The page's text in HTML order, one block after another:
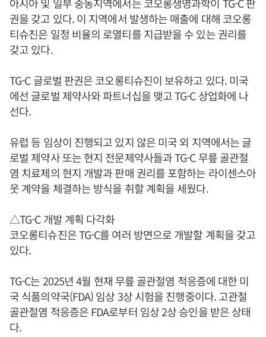
권을 갖고 있다. 이 지역에서 발생하는 매출에 대해 코오롱
티슈진은 일정 비율의 로열티를 지급받을 수 있는 권리를
갖고 있다.
TG-C 글로벌 판권은 코오롱티슈진이 보유하고 있다. 미국
에선 글로벌 제약사와 파트너십을 맺고 TG-C 상업화에 나
선다.
유럽 등 임상이 진행되고 있지 않은 미국 외 지역에서는 글
로벌 제약사 또는 현지 전문제약사들과 TG-C 무릎 골관절
염 치료제의 현지 개발과 판매 권리를 포함하는 라이센스아
웃 계약을 체결하는 방식을 취할 계획을 세웠다.
△TG-C 개발 계획 다각화
코오롱티슈진은 TG-C를 여러 방면으로 개발할 계획을 갖고
있다.
TG-C는 2025년 4월 현재 무릎 골관절염 적응증에 대한 미
국 식품의약국(FDA) 임상 3상 시험을 진행중이다. 고관절
골관절염 적응증은 FDA로부터 임상 2상 승인을 받은 상태
다.